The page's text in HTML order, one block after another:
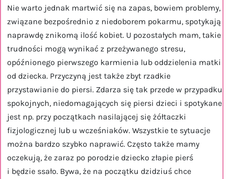
Nie warto jednak martwić się na zapas, bowiem problemy,
związane bezpośrednio z niedoborem pokarmu, spotykają
naprawdę znikomą ilość kobiet. U pozostałych mam, takie
trudności mogą wynikać z przeżywanego stresu,
opóźnionego pierwszego karmienia lub oddzielenia matki
od dziecka. Przyczyną jest także zbyt rzadkie
przystawianie do piersi. Zdarza się tak przede w przypadku
spokojnych, niedomagających się piersi dzieci i spotykane
jest np. przy początkach nasilającej się żółtaczki
fizjologicznej lub u wcześniaków. Wszystkie te sytuacje
można bardzo szybko naprawić. Często także mamy
oczekują, że zaraz po porodzie dziecko złapie pierś
i będzie ssało. Bywa, że na początku dzidziuś chce